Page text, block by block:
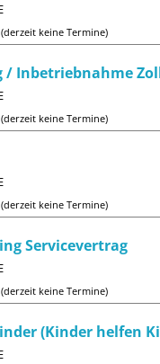
(derzeit keine Termine)
/ Inbetriebnahme
(derzeit keine Termine)
(derzeit keine Termine)
Servicevertrag
(derzeit keine Termine)
(Kinder helfen